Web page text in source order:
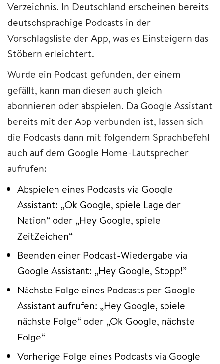
Verzeichnis. In Deutschland erscheinen bereits
deutschsprachige Podcasts in der
Vorschlagsliste der App, was es Einsteigern das
Stöbern erleichtert.
Wurde ein Podcast gefunden, der einem
gefällt, kann man diesen auch gleich
abonnieren oder abspielen. Da Google Assistant
bereits mit der App verbunden ist, lassen sich
die Podcasts dann mit folgendem Sprachbefehl
auch auf dem Google Home-Lautsprecher
aufrufen:
Abspielen eines Podcasts via Google
Assistant: „Ok Google, spiele Lage der
Nation“ oder „Hey Google, spiele
ZeitZeichen“
Beenden einer Podcast-Wiedergabe via
Google Assistant: „Hey Google, Stopp!”
Nächste Folge eines Podcasts per Google
Assistant aufrufen: „Hey Google, spiele
nächste Folge“ oder „Ok Google, nächste
Folge“
Vorherige Folge eines Podcasts via Google